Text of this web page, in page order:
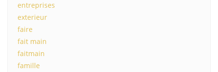
entreprises
exterieur
faire
fait main
faitmain
famille